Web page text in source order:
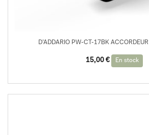
D’ADDARIO PW-CT-17BK
15,00 € En stock